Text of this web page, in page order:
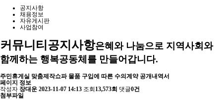
공지사항
채용정보
자유게시판
사업참여
커뮤니티 공지사항은혜와 나눔으로 지역사회와
함께하는 행복공동체를 만들어갑니다.
주민휴게실 맞춤제작쇼파 물품 구입에 따른 수의계약 공개내역서
페이지 정보
작성자 장대운 2023-11-07 14:13 조회 13,573회 댓글0건
첨부파일